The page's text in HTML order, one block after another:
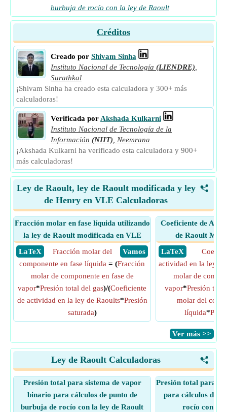
burbuja de rocío con la ley de Raoult
Créditos
Creado por Shivam Sinha
Instituto Nacional de Tecnología (LIENDRE)
Surathkal
¡Shivam Sinha ha creado esta calculadora y 300+ más
calculadoras!
Verificada por Akshada Kulkarni
Instituto Nacional de Tecnología de la
Información (NIIT)
Neemrana
¡Akshada Kulkarni ha verificado esta calculadora y 900+
más calculadoras!
<
Ley de Raoult, ley de Raoult modificada y ley
de Henry en VLE Calculadoras
Fracción molar en fase líquida utilizando
la ley de Raoult modificada en VLE
​ LaTeX
​ Vamos
Fracción molar del
componente en fase líquida = (Fracción
molar de componente en fase de
vapor*Presión total del gas)/(Coeficiente
de actividad en la ley de Raoults*Presión
saturada)
Coeficiente de
de Raoult
​ LaTeX
actividad en la ley
molar de
vapor*Presión
molar del
líquida*
​Ver más >>
<
Ley de Raoult Calculadoras
Presión total para sistema de vapor
binario para cálculos de punto de
burbuja de rocío con la ley de Raoult
Presión total para
para cálculos de
rocío con la